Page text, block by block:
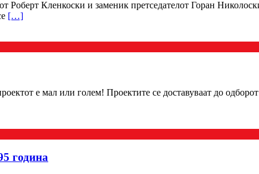
Роберт Кленкоски и заменик претседателот Горан
[…]
е мал или голем! Проектите се доставуваат до
година